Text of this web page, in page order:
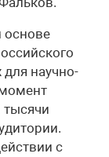
основе
для научно-
тысячи
с